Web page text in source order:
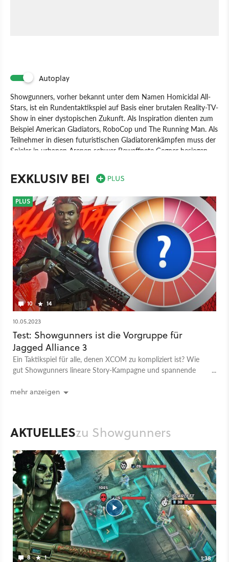
Autoplay
Showgunners, vorher bekannt unter dem Namen Homicidal All-
Stars, ist ein Rundentaktikspiel auf Basis einer brutalen Reality-TV-
Show in einer dystopischen Zukunft. Als Inspiration dienten zum
Beispiel American Gladiators, RoboCop und The Running Man. Als
Teilnehmer in diesen futuristischen Gladiatorenkämpfen muss der
Spieler in urbanen Arenen schwer Bewaffnete Gegner besiegen,
vorzurücken. Zwischen den Einsätzen können die Charaktere
ausgerüstet und mit neuen Fähigkeiten aus dem Skilltree
Spiel PC Rundenstrategie Strategie
Good Shepherd
Showgunners
Artificer
EXKLUSIV BEI
10 14
PLUS
10.05.2023
Test: Showgunners ist die Vorgruppe für
Jagged Alliance 3
Ein Taktikspiel für alle, denen XCOM zu kompliziert ist? Wie
gut Showgunners lineare Story-Kampagne und spannende
mehr anzeigen
AKTUELLESzu Showgunners
8 1
1:38